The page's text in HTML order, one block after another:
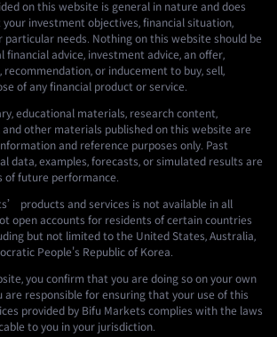
on this website is general in nature and does
investment objectives, financial situation,
particular needs. Nothing on this website should be
financial advice, investment advice, an offer,
or inducement to buy, sell,
of any financial product or service.
educational materials, research content,
other materials published on this website are
and reference purposes only. Past
data, examples, forecasts, or simulated results are
of future performance.
products and services is not available in all
open accounts for residents of certain countries
but not limited to the United States, Australia,
People's Republic of Korea.
you confirm that you are doing so on your own
responsible for ensuring that your use of this
provided by Bifu Markets complies with the laws
to you in your jurisdiction.